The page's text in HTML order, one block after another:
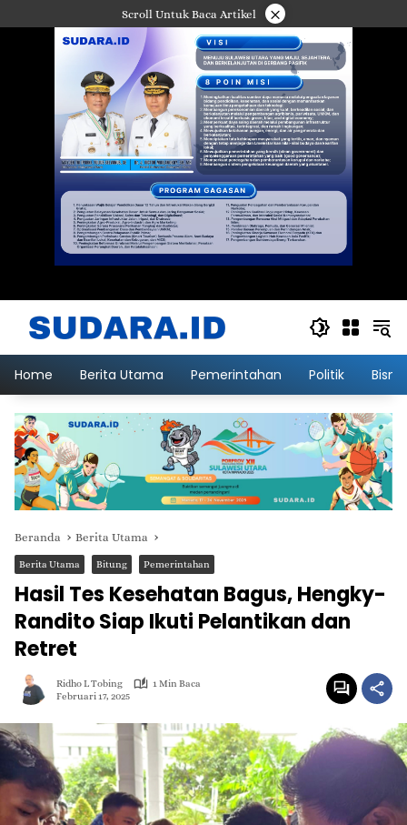
ke
Scroll Untuk Baca Artikel ×
Home Berita Utama Pemerintahan Politik
Beranda Berita Utama
Berita Utama Bitung Pemerintahan
Hasil Tes Kesehatan Bagus, Hengky-
Randito Siap Ikuti Pelantikan dan
Retret
Ridho L Tobing
1 Min Baca
Februari 17, 2025